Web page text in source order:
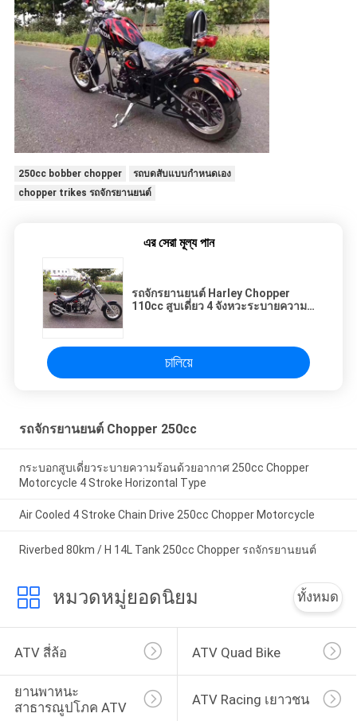
250cc bobber chopper
รถบดสับแบบกำหนดเอง
chopper trikes รถจักรยานยนต์
এর সেরা মূল্য পান
รถจักรยานยนต์ Harley Chopper
110cc สูบเดี่ยว 4 จังหวะระบายความ
চালিয়ে
รถจักรยานยนต์ Chopper 250cc
กระบอกสูบเดี่ยวระบายความร้อนด้วยอากาศ 250cc Chopper
Motorcycle 4 Stroke Horizontal Type
Air Cooled 4 Stroke Chain Drive 250cc Chopper Motorcycle
Riverbed 80km / H 14L Tank 250cc Chopper รถจักรยานยนต์
หมวดหมู่ยอดนิยม ทั้งหมด
ATV สี่ล้อ ATV Quad Bike
ยานพาหนะ
สาธารณูปโภค ATV
ATV Racing เยาวชน